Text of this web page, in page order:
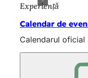
Experiență
Calendar de
Calendarul